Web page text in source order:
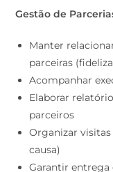
Gestão de
Manter
parceiras
Acompanhar
Elaborar
parceiros
Organizar visitas
causa)
Garantir entrega